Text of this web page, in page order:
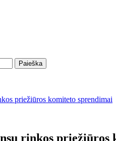
priežiūros komiteto sprendimai
rinkos priežiūros